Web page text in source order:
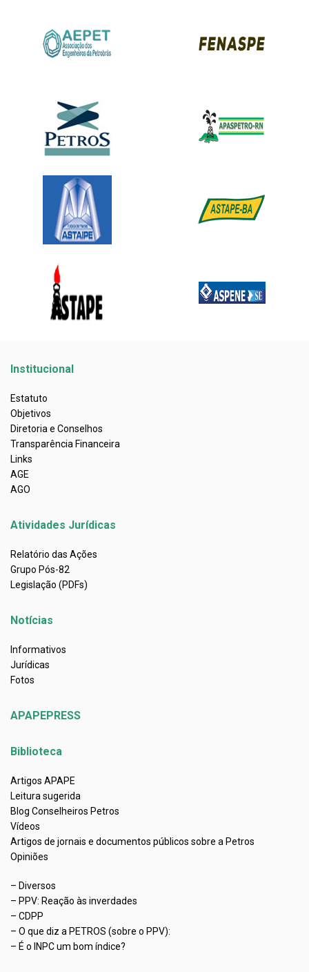
Institucional
Estatuto
Objetivos
Diretoria e Conselhos
Transparência Financeira
Links
AGE
AGO
Atividades Jurídicas
Relatório das Ações
Grupo Pós-82
Legislação (PDFs)
Notícias
Informativos
Jurídicas
Fotos
APAPEPRESS
Biblioteca
Artigos APAPE
Leitura sugerida
Blog Conselheiros Petros
Vídeos
Artigos de jornais e documentos públicos sobre a Petros
Opiniões
– Diversos
– PPV: Reação às inverdades
– CDPP
– O que diz a PETROS (sobre o PPV):
– É o INPC um bom índice?